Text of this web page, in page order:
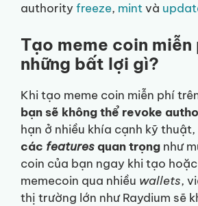
authorityfreeze, mintvà
Tạo meme coin miễn
những bất lợi gì?
Khi tạo meme coin miễn phí
bạn sẽ không thể revoke
hạn ở nhiều khía cạnh kỹ thuật,
các features quan trọng như
coin của bạn ngay khi tạo
memecoin qua nhiều wallets,
thị trường lớn như Raydium sẽ